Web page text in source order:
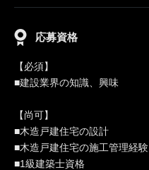
応募資格
【必須】
■建設業界の知識、興味
【尚可】
■木造戸建住宅の設計
■木造戸建住宅の施工管理経験
■1級建築士資格